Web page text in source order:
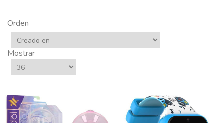
Orden
Mostrar